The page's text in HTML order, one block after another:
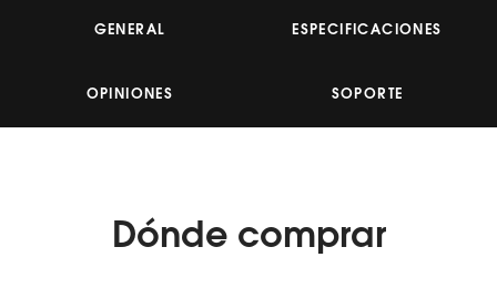
GENERAL ESPECIFICACIONES
OPINIONES SOPORTE
Dónde comprar